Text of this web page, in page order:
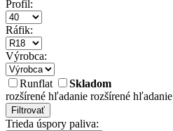
Profil:
Ráfik:
Výrobca:
Runflat
Skladom
rozšírené hľadanie rozšírené hľadanie
Filtrovať
Trieda úspory paliva: